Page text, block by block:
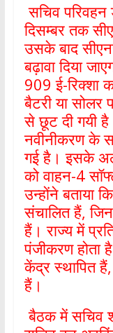
सचिव परिवहन
दिसम्बर तक
उसके बाद
बढ़ावा दिया
909 ई-रिक्शा
बैटरी या सोलर
से छूट दी गयी
नवीनीकरण के
गई है। इसके
को वाहन-4
उन्होंने बताया
संचालित हैं,
हैं। राज्य में
पंजीकरण होता
केंद्र स्थापित
हैं।
बैठक में सचिव